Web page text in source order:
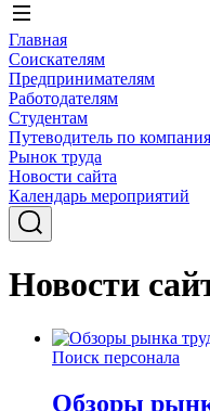
Главная
Соискателям
Предпринимателям
Работодателям
Студентам
Путеводитель по
Рынок труда
Новости сайта
Календарь мероприятий
Новости
Поиск персонала
Обзоры